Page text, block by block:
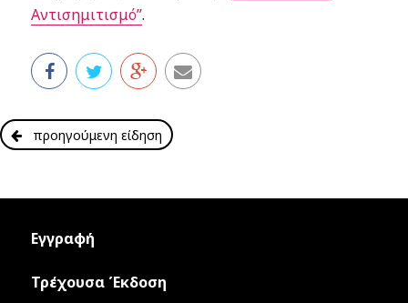
Αντισημιτισμό”.
προηγούμενη είδηση
Εγγραφή
Τρέχουσα Έκδοση